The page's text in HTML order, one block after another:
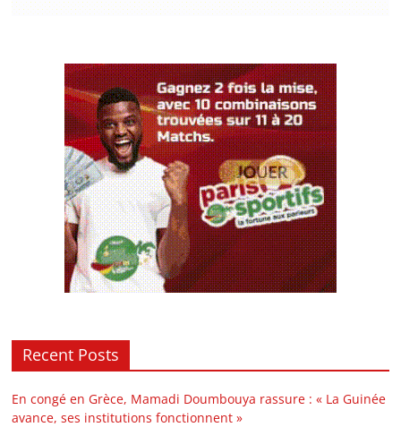
Recent Posts
En congé en Grèce, Mamadi Doumbouya rassure : « La Guinée
avance, ses institutions fonctionnent »